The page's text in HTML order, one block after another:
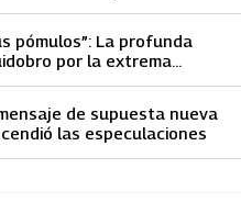
pómulos”: La profunda
por la extrema
de supuesta nueva
las especulaciones